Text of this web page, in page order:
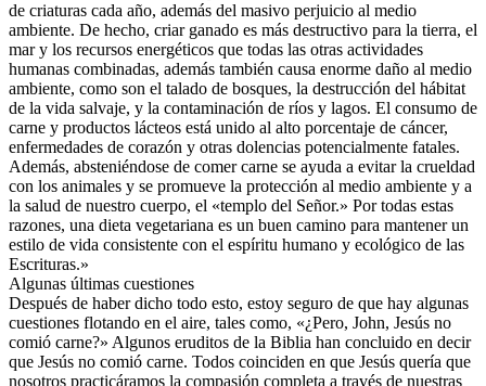
de criaturas cada año, además del masivo perjuicio al medio
ambiente. De hecho, criar ganado es más destructivo para la tierra, el
mar y los recursos energéticos que todas las otras actividades
humanas combinadas, además también causa enorme daño al medio
ambiente, como son el talado de bosques, la destrucción del hábitat
de la vida salvaje, y la contaminación de ríos y lagos. El consumo de
carne y productos lácteos está unido al alto porcentaje de cáncer,
enfermedades de corazón y otras dolencias potencialmente fatales.
Además, absteniéndose de comer carne se ayuda a evitar la crueldad
con los animales y se promueve la protección al medio ambiente y a
la salud de nuestro cuerpo, el «templo del Señor.» Por todas estas
razones, una dieta vegetariana es un buen camino para mantener un
estilo de vida consistente con el espíritu humano y ecológico de las
Escrituras.»
Algunas últimas cuestiones
Después de haber dicho todo esto, estoy seguro de que hay algunas
cuestiones flotando en el aire, tales como, «¿Pero, John, Jesús no
comió carne?» Algunos eruditos de la Biblia han concluido en decir
que Jesús no comió carne. Todos coinciden en que Jesús quería que
nosotros practicáramos la compasión completa a través de nuestras